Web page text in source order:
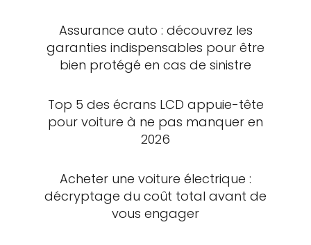
Assurance auto : découvrez les
garanties indispensables pour être
bien protégé en cas de sinistre
Top 5 des écrans LCD appuie-tête
pour voiture à ne pas manquer en
2026
Acheter une voiture électrique :
décryptage du coût total avant de
vous engager